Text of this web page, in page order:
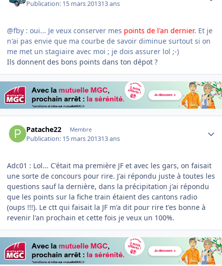
Publication: 15 mars 201313 ans
@fby : oui... Je veux conserver mes points de l'an dernier. Et je
n'ai pas envie que ma courbe de savoir diminue surtout si on
me met un stagiaire avec moi ; je dois assurer lol ;-)
Ils donnent des bons points dans ton dépot ?
Patache22 Membre
Publication: 15 mars 201313 ans
Adc01 : Lol... C'était ma première JF et avec les gars, on faisait
une sorte de concours pour rire. J'ai répondu juste à toutes les
questions sauf la dernière, dans la précipitation j'ai répondu
que les points sur la fiche train étaient des cantons radio
(oups !!!). Le ctt qui faisait la JF m'a dit pour rire t'es bonne à
revenir l'an prochain et cette fois je veux un 100%.